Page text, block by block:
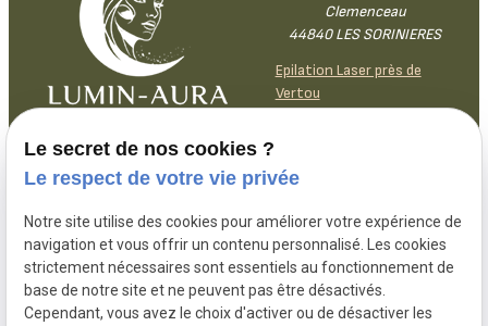
Clemenceau
44840 LES SORINIERES
Epilation Laser près de
Vertou
9h30-
Mercredi 9h30-12h30 /13h30-18h30
Jeudi
9h30-12h30 /13h30-18h30
Vendredi
9h30-18h30
Samedi
9h30-14h
Le secret de nos cookies ?
Le respect de votre vie privée
Notre site utilise des cookies pour améliorer votre expérience de
navigation et vous offrir un contenu personnalisé. Les cookies
strictement nécessaires sont essentiels au fonctionnement de
base de notre site et ne peuvent pas être désactivés.
Cependant, vous avez le choix d'activer ou de désactiver les